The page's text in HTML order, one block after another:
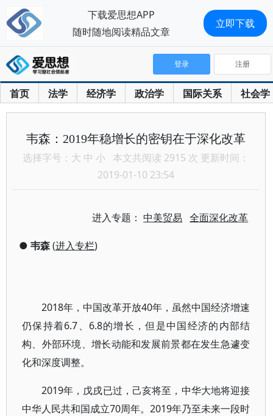
首页 法学 经济学 政治学 国际关系 社会学
登录 注册
韦森：2019年稳增长的密钥在于深化改革
选择字号： 大 中 小 本文共阅读 2915 次 更新时间：
2019-01-10 23:54
进入专题：中美贸易 全面深化改革
● 韦森(进入专栏)
2018年，中国改革开放40年，虽然中国经济增速
仍保持着6.7、6.8的增长，但是中国经济的内部结
构、外部环境、增长动能和发展前景都在发生急遽变
化和深度调整。
2019年，戊戌已过，己亥将至，中华大地将迎接
中华人民共和国成立70周年。2019年乃至未来一段时
下载爱思想APP
随时随地阅读精品文章
立即下载